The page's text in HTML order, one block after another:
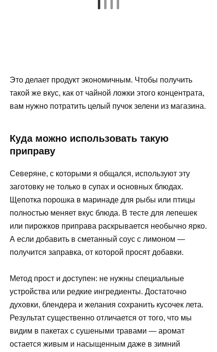
Это делает продукт экономичным. Чтобы получить
такой же вкус, как от чайной ложки этого концентрата,
вам нужно потратить целый пучок зелени из магазина.
Куда можно использовать такую
приправу
Северяне, с которыми я общался, используют эту
заготовку не только в супах и основных блюдах.
Щепотка порошка в маринаде для рыбы или птицы
полностью меняет вкус блюда. В тесте для лепешек
или пирожков приправа раскрывается необычно ярко.
А если добавить в сметанный соус с лимоном —
получится заправка, от которой просят добавки.
Метод прост и доступен: не нужны специальные
устройства или редкие ингредиенты. Достаточно
духовки, блендера и желания сохранить кусочек лета.
Результат существенно отличается от того, что мы
видим в пакетах с сушеными травами — аромат
остается живым и насыщенным даже в зимний